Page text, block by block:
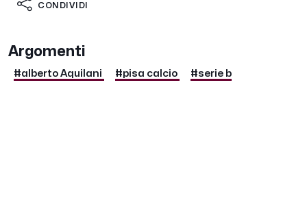
CONDIVIDI
Argomenti
#alberto Aquilani #pisa calcio #serie b